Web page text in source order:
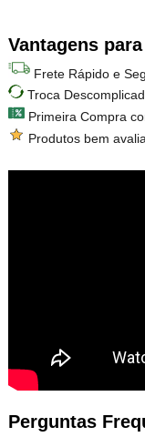
Vantagens
Frete Rápido e
Troca
Primeira Compra
Produtos bem
Perguntas